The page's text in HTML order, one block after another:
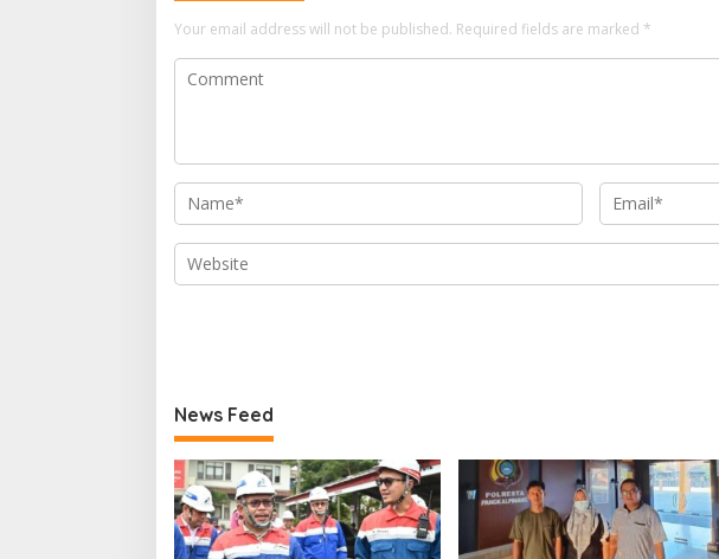
Your email address will not be published. Required fields are marked *
News Feed